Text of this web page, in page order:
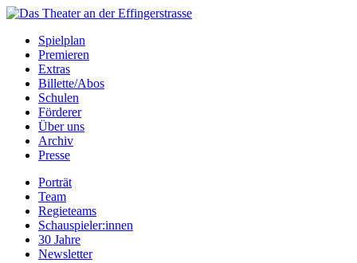
Spielplan
Premieren
Extras
Billette/Abos
Schulen
Förderer
Über uns
Archiv
Presse
Porträt
Team
Regieteams
Schauspieler:innen
30 Jahre
Newsletter